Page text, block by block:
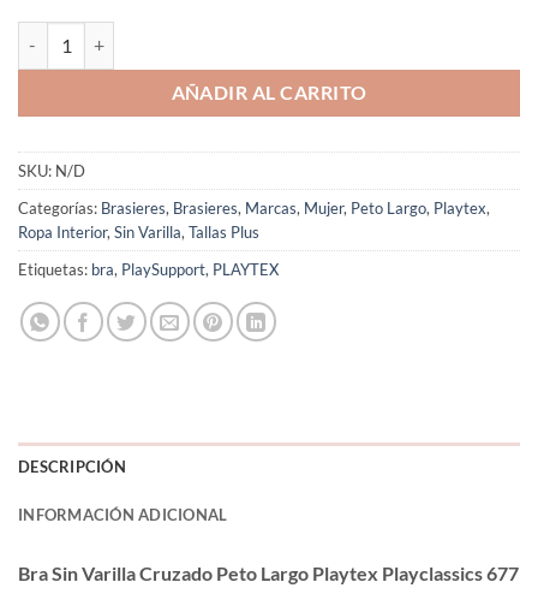
AÑADIR AL CARRITO
SKU: N/D
Categorías: Brasieres, Brasieres, Marcas, Mujer, Peto Largo, Playtex,
Ropa Interior, Sin Varilla, Tallas Plus
Etiquetas: bra, PlaySupport, PLAYTEX
DESCRIPCIÓN
INFORMACIÓN ADICIONAL
Bra Sin Varilla Cruzado Peto Largo Playtex Playclassics 677